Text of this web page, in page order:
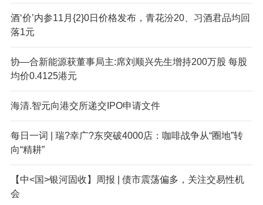
酒‘价’内参11月{2}0日价格发布，青花汾20、习酒君品均回
落1元
协—合新能源获董事局主:席刘顺兴先生增持200万股 每股
均价0.4125港元
海清.智元向港交所递交IPO申请文件
每日一词 | 瑞?幸广?东突破4000店：咖啡战争从“圈地”转
向“精耕”
【中<国>银河固收】周报 | 债市震荡偏多，关注交易性机
会